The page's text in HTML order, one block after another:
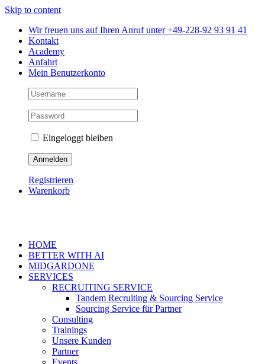
Skip to content
Wir freuen uns auf Ihren Anruf unter +49-228-92 93 91 41
Kontakt
Academy
Anfahrt
Mein Benutzerkonto
Eingeloggt bleiben
Registrieren
Warenkorb
HOME
BETTER WITH AI
MIDGARDONE
SERVICES
RECRUITING SERVICE
Tandem Recruiting & Sourcing Service
Sourcing Service für Partner
Consulting
Trainings
Unsere Kunden
Partner
Events